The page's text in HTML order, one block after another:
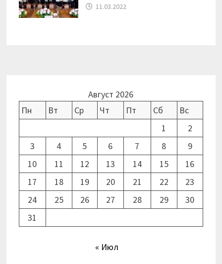
11.03.2022
Август 2026
Пн
Вт Ср Чт Пт Сб
Вс
1
2
3
4 5 6 7 8
9
10
11 12 13 14 15
16
17
18 19 20 21 22
23
24
25 26 27 28 29
30
31
« Июл